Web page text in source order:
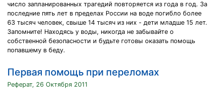
число запланированных трагедий повторяется из года в год. За
последние пять лет в пределах России на воде погибло более
63 тысяч человек, свыше 14 тысяч из них - дети младше 15 лет.
Запомните! Находясь у воды, никогда не забывайте о
собственной безопасности и будьте готовы оказать помощь
попавшему в беду.
Первая помощь при переломах
Реферат, 26 Октября 2011